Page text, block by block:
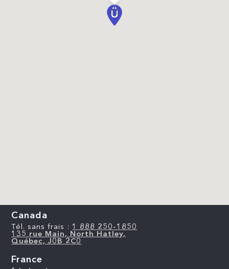
Canada
Tél. sans frais : 1 888 250-1850
135 rue Main, North Hatley,
Québec, J0B 2C0
France